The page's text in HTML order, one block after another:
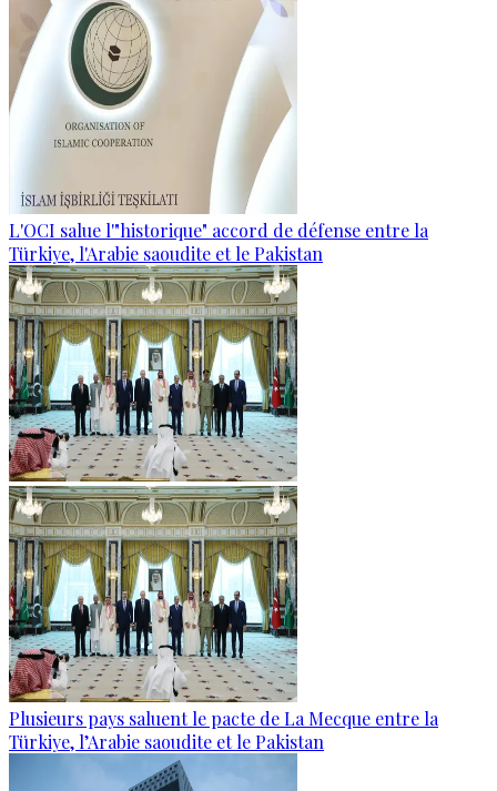
L'OCI salue l'"historique" accord de défense entre la
Türkiye, l'Arabie saoudite et le Pakistan
Plusieurs pays saluent le pacte de La Mecque entre la
Türkiye, l’Arabie saoudite et le Pakistan